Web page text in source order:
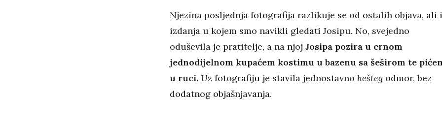
Njezina posljednja fotografija razlikuje se od ostalih objava, ali i
izdanja u kojem smo navikli gledati Josipu. No, svejedno
oduševila je pratitelje, a na njoj Josipa pozira u crnom
jednodijelnom kupaćem kostimu u bazenu sa šeširom te
u ruci.Uz fotografiju je stavila jednostavno heštegodmor, bez
dodatnog objašnjavanja.